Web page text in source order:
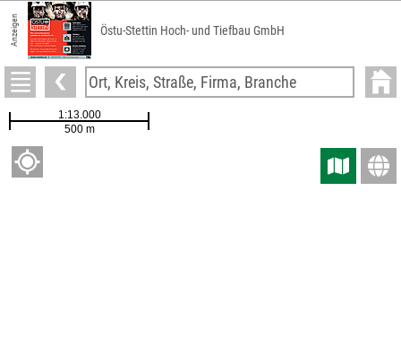
Anzeigen Östu-Stettin Hoch- und Tiefbau GmbH